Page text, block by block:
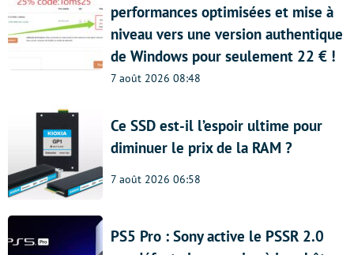
performances optimisées et mise à
niveau vers une version authentique
de Windows pour seulement 22 € !
7 août 2026 08:48
Ce SSD est-il l’espoir ultime pour
diminuer le prix de la RAM ?
7 août 2026 06:58
PS5 Pro : Sony active le PSSR 2.0